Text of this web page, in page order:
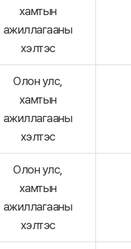
хамтын
ажиллагааны
хэлтэс
Олон улс,
хамтын
ажиллагааны
хэлтэс
Олон улс,
хамтын
ажиллагааны
хэлтэс